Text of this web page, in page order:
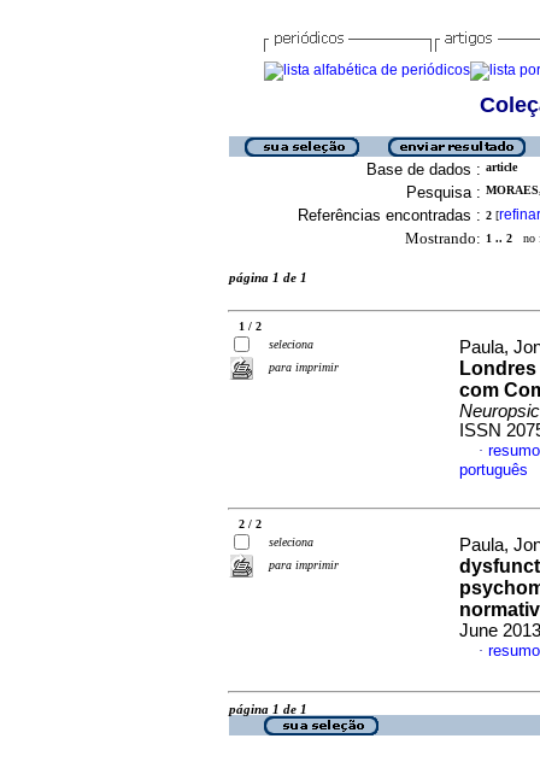
Base de dados : article
Pesquisa :
Referências encontradas : 2 [refinar
Mostrando: 1 .. 2 no
página 1 de 1
1 / 2
seleciona
para imprimir
Paula,
com
ISSN
·
português
2 / 2
seleciona
para imprimir
Paula,
June
·
página 1 de 1